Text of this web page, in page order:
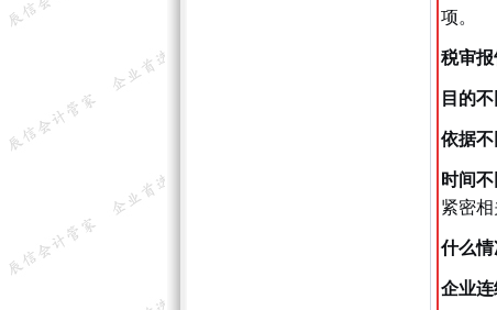
项。
税审报
目的不
依据不
时间不
紧密相
什么情
企业